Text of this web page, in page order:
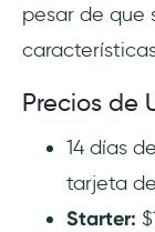
pesar de que
Precios de
14 días
tarjeta
Starter: